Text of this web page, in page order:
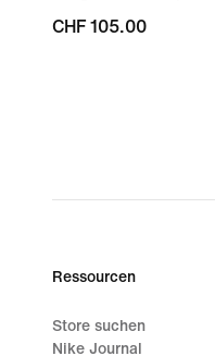
CHF 105.00
CHF 105.00
Ressourcen
Store suchen
Nike Journal